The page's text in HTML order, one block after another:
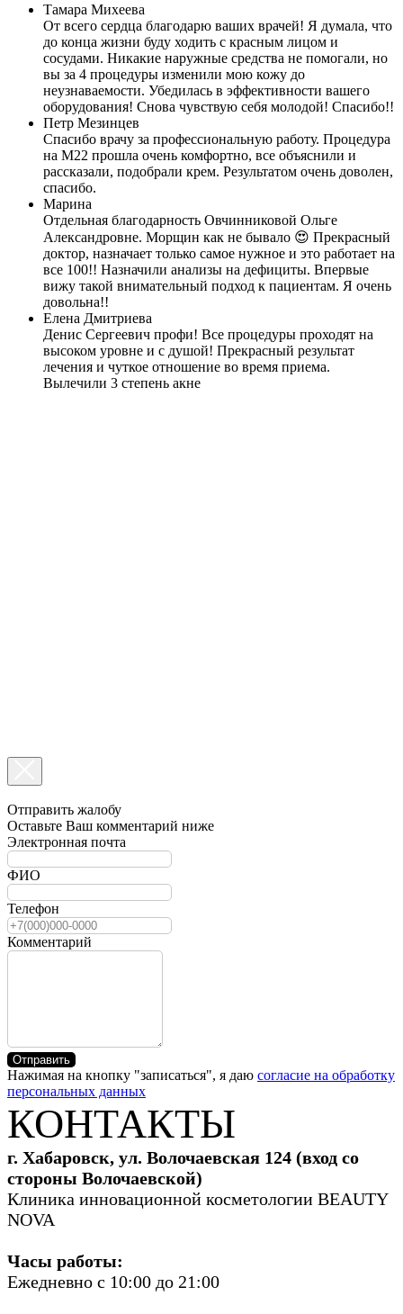
Тамара Михеева
От всего сердца благодарю ваших врачей! Я думала, что
до конца жизни буду ходить с красным лицом и
сосудами. Никакие наружные средства не помогали, но
вы за 4 процедуры изменили мою кожу до
неузнаваемости. Убедилась в эффективности вашего
оборудования! Снова чувствую себя молодой! Спасибо!!
Петр Мезинцев
Спасибо врачу за профессиональную работу. Процедура
на М22 прошла очень комфортно, все объяснили и
рассказали, подобрали крем. Результатом очень доволен,
спасибо.
Марина
Отдельная благодарность Овчинниковой Ольге
Александровне. Морщин как не бывало 😍 Прекрасный
доктор, назначает только самое нужное и это работает на
все 100!! Назначили анализы на дефициты. Впервые
вижу такой внимательный подход к пациентам. Я очень
довольна!!
Елена Дмитриева
Денис Сергеевич профи! Все процедуры проходят на
высоком уровне и с душой! Прекрасный результат
лечения и чуткое отношение во время приема.
Вылечили 3 степень акне
Отправить жалобу
Оставьте Ваш комментарий ниже
Электронная почта
ФИО
Телефон
Комментарий
Отправить
Нажимая на кнопку "записаться", я даю согласие на обработку
персональных данных
КОНТАКТЫ
г. Хабаровск, ул. Волочаевская 124 (вход со
стороны Волочаевской)
Клиника инновационной косметологии BEAUTY
NOVA
Часы работы:
Ежедневно с 10:00 до 21:00